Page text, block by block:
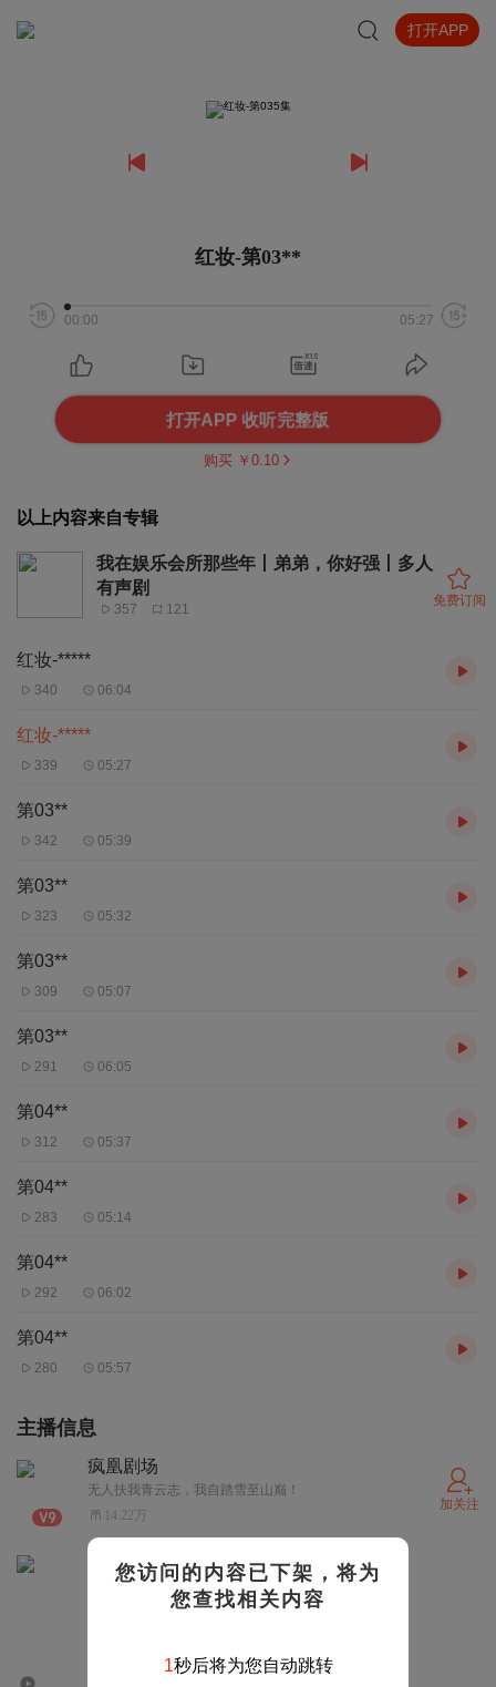
打开APP
红妆-第03**
00:00 05:27
打开APP 收听完整版
购买 ￥ 0.10
以上内容来自专辑
我在娱乐会所那些年丨弟弟，你好强丨多人
有声剧
357 121
免费订阅
红妆-*****
340 06:04
红妆-*****
339 05:27
第03**
342 05:39
第03**
323 05:32
第03**
309 05:07
第03**
291 06:05
第04**
312 05:37
第04**
283 05:14
第04**
292 06:02
第04**
280 05:57
主播信息
疯凰剧场
无人扶我青云志，我自踏雪至山巅！
14.22万
加关注
您访问的内容已下架，将为
您查找相关内容
0秒后将为您自动跳转